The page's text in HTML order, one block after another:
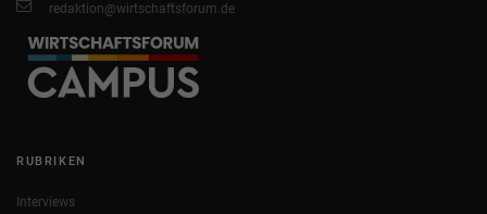
redaktion@wirtschaftsforum.de
RUBRIKEN
Interviews